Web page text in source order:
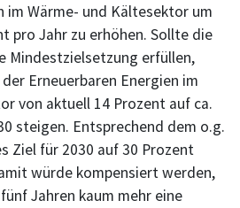
im Wärme- und Kältesektor um
pro Jahr zu erhöhen. Sollte die
Mindestzielsetzung erfüllen,
Erneuerbaren Energien im
von aktuell 14 Prozent auf ca.
steigen. Entsprechend dem o.g.
Ziel für 2030 auf 30 Prozent
würde kompensiert werden,
Jahren kaum mehr eine